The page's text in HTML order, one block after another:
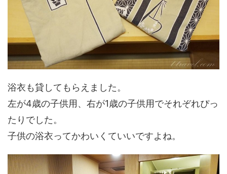
浴衣も貸してもらえました。
左が4歳の子供用、右が1歳の子供用でそれぞれぴっ
たりでした。
子供の浴衣ってかわいくていいですよね。